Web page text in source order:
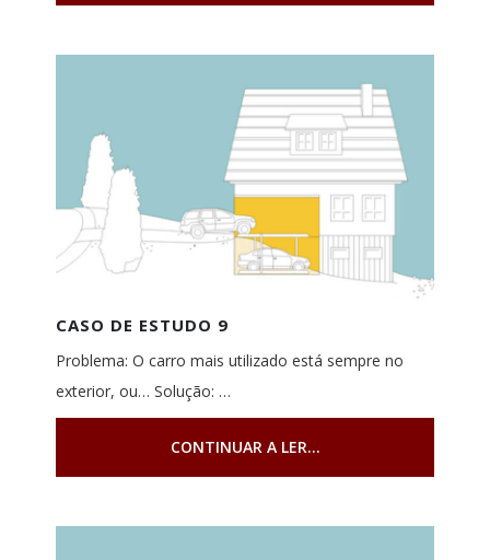
CASO DE ESTUDO 9
Problema: O carro mais utilizado está sempre no
exterior, ou… Solução: …
CONTINUAR A LER...